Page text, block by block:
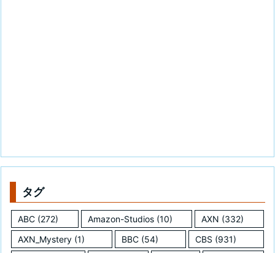
タグ
ABC (272) Amazon-Studios(10) AXN (332)
AXN_Mystery (1) BBC (54) CBS (931)